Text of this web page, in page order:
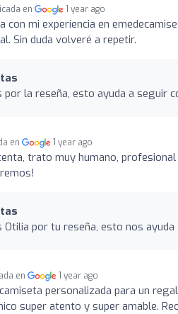
en 1 year ago
con mi experiencia en
Sin duda volveré a repetir.
por la reseña, esto ayuda a seguir
en 1 year ago
trato muy humano,
Otilia por tu reseña, esto nos
en 1 year ago
personalizada para un
super atento y super amable.